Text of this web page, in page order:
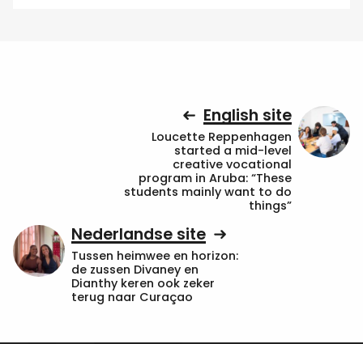
English site
Loucette Reppenhagen
started a mid-level
creative vocational
program in Aruba: “These
students mainly want to do
things”
Nederlandse site
Tussen heimwee en horizon:
de zussen Divaney en
Dianthy keren ook zeker
terug naar Curaçao